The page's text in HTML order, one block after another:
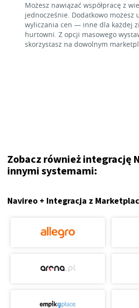
Możesz nawiązać współpracę z
jednocześnie. Dodatkowo możesz
wyliczania cen — inne dla każdej
hurtowni. Z opcji masowego
skorzystasz na dowolnym
Zobacz również integrację
innymi systemami:
Navireo + Integracja z